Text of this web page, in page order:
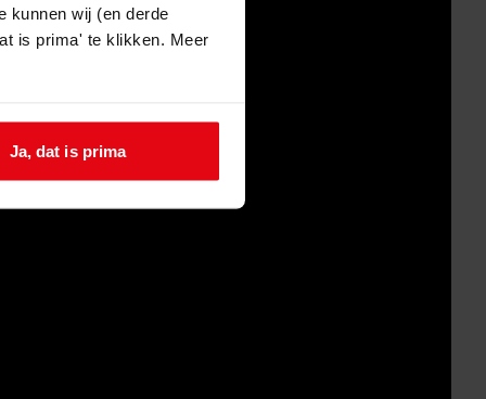
kunnen wij (en derde
is prima' te klikken. Meer
Ja, dat is prima